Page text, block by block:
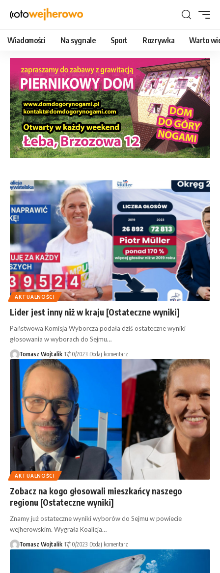
Wiadomości Na sygnale Sport Rozrywka Warto
AKTUALNOŚCI
Lider jest inny niż w kraju [Ostateczne wyniki]
Państwowa Komisja Wyborcza podała dziś ostateczne wyniki
głosowania w wyborach do Sejmu…
Tomasz Wojtalik 17/10/2023 Dodaj komentarz
AKTUALNOŚCI
Zobacz na kogo głosowali mieszkańcy naszego
regionu [Ostateczne wyniki]
Znamy już ostateczne wyniki wyborów do Sejmu w powiecie
wejherowskim. Wygrała Koalicja…
Tomasz Wojtalik 17/10/2023 Dodaj komentarz